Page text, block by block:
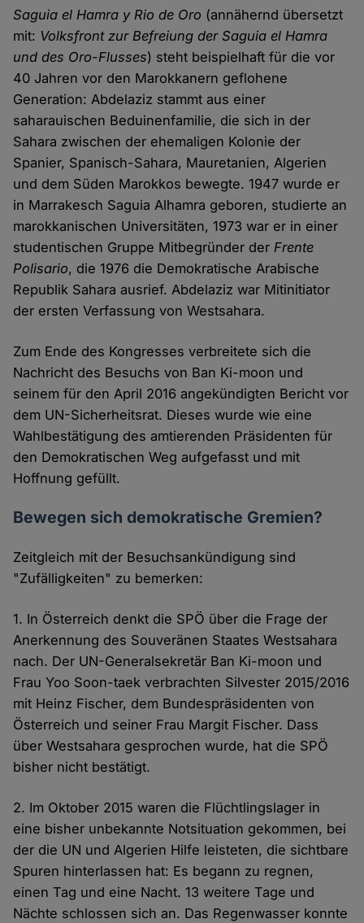
Saguia el Hamra y Rio de Oro (annähernd übersetzt
mit: Volksfront zur Befreiung der Saguia el Hamra
und des Oro-Flusses) steht beispielhaft für die vor
40 Jahren vor den Marokkanern geflohene
Generation: Abdelaziz stammt aus einer
saharauischen Beduinenfamilie, die sich in der
Sahara zwischen der ehemaligen Kolonie der
Spanier, Spanisch-Sahara, Mauretanien, Algerien
und dem Süden Marokkos bewegte. 1947 wurde er
in Marrakesch Saguia Alhamra geboren, studierte an
marokkanischen Universitäten, 1973 war er in einer
studentischen Gruppe Mitbegründer derFrente
Polisario, die 1976 die Demokratische Arabische
Republik Sahara ausrief. Abdelaziz war Mitinitiator
der ersten Verfassung von Westsahara.
Zum Ende des Kongresses verbreitete sich die
Nachricht des Besuchs von Ban Ki-moon und
seinem für den April 2016 angekündigten Bericht vor
dem UN-Sicherheitsrat. Dieses wurde wie eine
Wahlbestätigung des amtierenden Präsidenten für
den Demokratischen Weg aufgefasst und mit
Hoffnung gefüllt.
Bewegen sich demokratische Gremien?
Zeitgleich mit der Besuchsankündigung sind
"Zufälligkeiten" zu bemerken:
1. In Österreich denkt die SPÖ über die Frage der
Anerkennung des Souveränen Staates Westsahara
nach. Der UN-Generalsekretär Ban Ki-moon und
Frau Yoo Soon-taek verbrachten Silvester 2015/2016
mit Heinz Fischer, dem Bundespräsidenten von
Österreich und seiner Frau Margit Fischer. Dass
über Westsahara gesprochen wurde, hat die SPÖ
bisher nicht bestätigt.
2. Im Oktober 2015 waren die Flüchtlingslager in
eine bisher unbekannte Notsituation gekommen, bei
der die UN und Algerien Hilfe leisteten, die sichtbare
Spuren hinterlassen hat: Es begann zu regnen,
einen Tag und eine Nacht. 13 weitere Tage und
Nächte schlossen sich an. Das Regenwasser konnte